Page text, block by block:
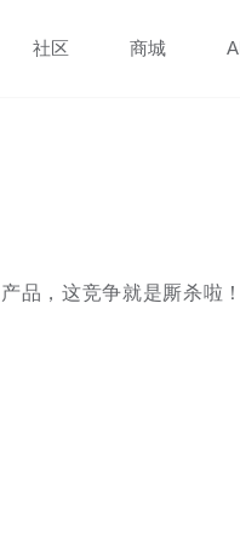
社区 商城
品，这竞争就是厮杀啦